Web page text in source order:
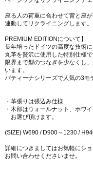
座る人の荷重に合わせて背と座が
連動してリクライニングします。
PREMIUM EDITIONについて】
長年培ったドイツの高度な技術
丸革を贅沢に使用した特別仕様で
限界まで型のつなぎを少なくし
います。
パティーナシリーズで人気の3モ
・革張りは張込み仕様
・木部はウォールナット、ホワ
お選び頂けます。
(SIZE) W690 / D900～1230 /
詳細につきましてはお気軽にシ
お問い合わせくださいませ。